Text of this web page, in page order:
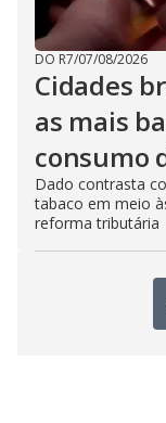
DO R7/07/08/2026
Cidades
as mais
consumo
Dado contrasta
tabaco em meio
reforma tributária